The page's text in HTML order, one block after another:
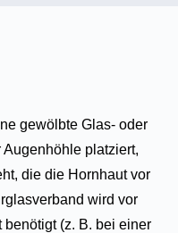
gewölbte Glas- oder
platziert,
die die Hornhaut vor
wird vor
(z. B. bei einer